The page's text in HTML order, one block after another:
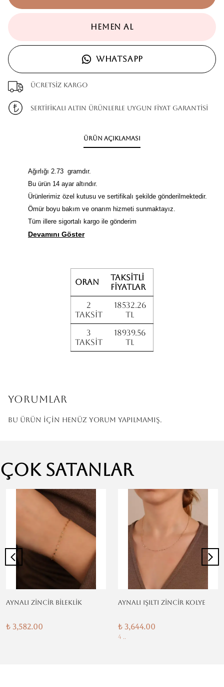
HEMEN AL
WHATSAPP
Ücretsiz kargo
SERTİFİKALI ALTIN ÜRÜNLERLE UYGUN FİYAT GARANTİSİ
Ürün Açıklaması
Ağırlığı 2.73 gramdır.
Bu ürün 14 ayar altındır.
Ürünlerimiz özel kutusu ve sertifikalı şekilde gönderilmektedir.
Ömür boyu bakım ve onarım hizmeti sunmaktayız.
Tüm illere sigortalı kargo ile gönderim
Devamını Göster
Oran
Taksitli
fiyatlar
2
Taksit
18532.26
TL
3
Taksit
18939.56
TL
Yorumlar
Bu ürün için henüz yorum yapılmamış.
Çok Satanlar
AYNALI ZİNCİR BİLEKLİK
₺ 3,582.00
AYNALI IŞILTI ZİNCİR KOLYE
₺ 3,644.00
4 ..